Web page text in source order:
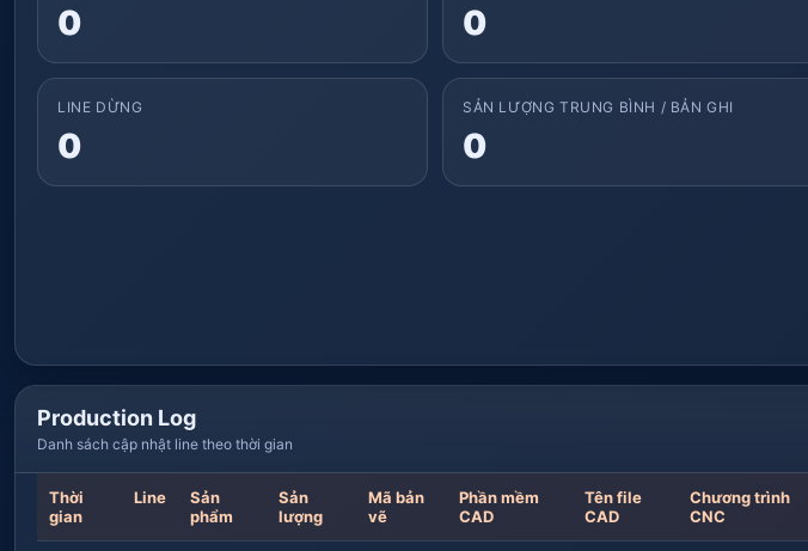
0 0
LINE DỪNG
0
SẢN LƯỢNG TRUNG BÌNH / BẢN GHI
0
Production Log
Danh sách cập nhật line theo thời gian
Thời
gian
Line
Sản
phẩm
Sản
lượng
Mã bản
vẽ
Phần mềm
CAD
Tên file
CAD
Chương trình
CNC